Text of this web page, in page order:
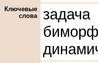
Ключевые
слова